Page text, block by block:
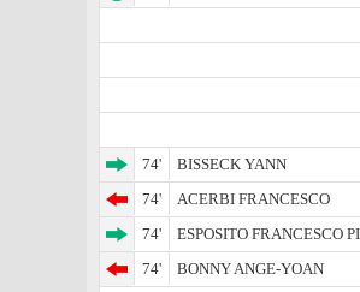
74'
BISSECK YANN
74'
ACERBI FRANCESCO
74'
ESPOSITO FRANCESCO
74'
BONNY ANGE-YOAN